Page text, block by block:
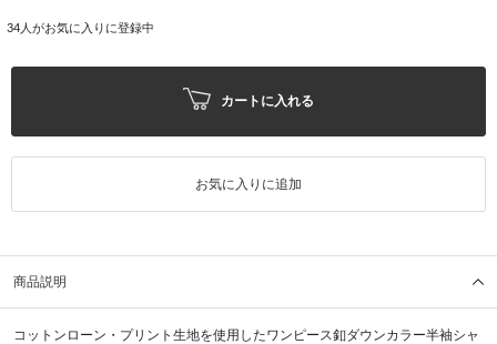
34 人がお気に入りに登録中
カートに入れる
お気に入りに追加
商品説明
コットンローン・プリント生地を使用したワンピース釦ダウンカラー半袖シャ